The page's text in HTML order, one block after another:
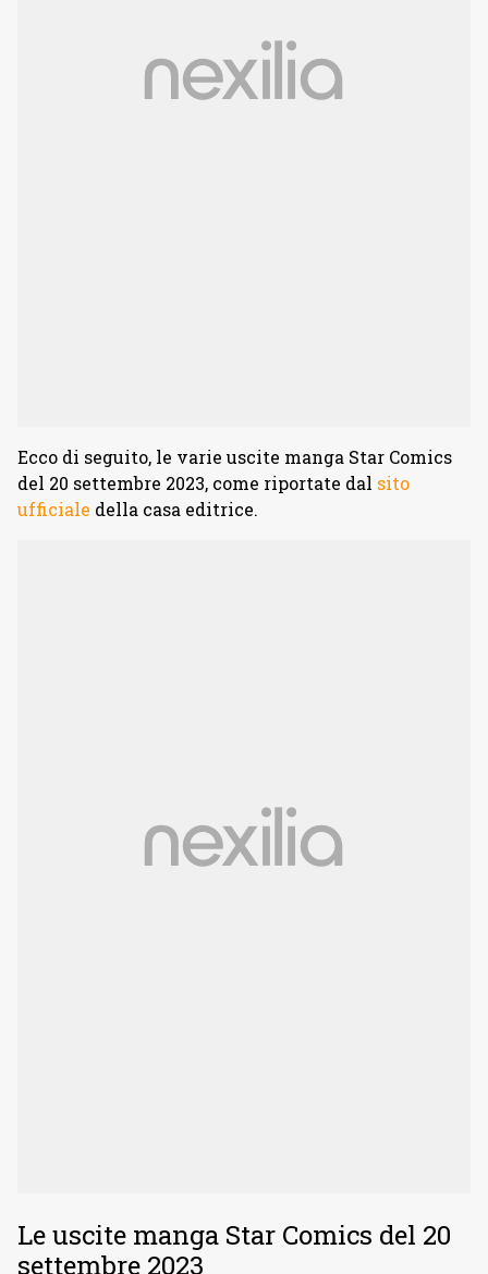
Ecco di seguito, le varie uscite manga Star Comics
del 20 settembre 2023, come riportate dal sito
ufficiale della casa editrice.
Le uscite manga Star Comics del 20
settembre 2023